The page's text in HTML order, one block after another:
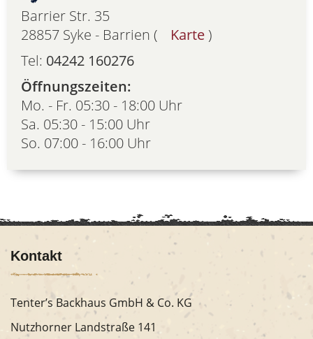
Barrier Str. 35
28857 Syke - Barrien (
Karte )
Tel: 04242 160276
Öffnungszeiten:
Mo. - Fr. 05:30 - 18:00 Uhr
Sa. 05:30 - 15:00 Uhr
So. 07:00 - 16:00 Uhr
Kontakt
Tenter’s Backhaus GmbH & Co. KG
Nutzhorner Landstraße 141